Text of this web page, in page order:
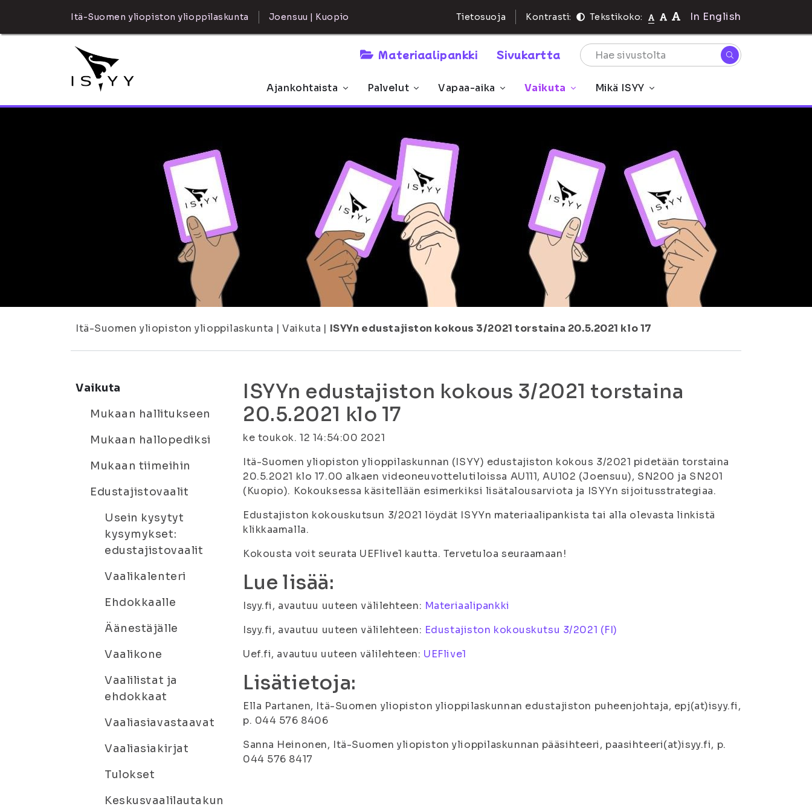
Itä-Suomen yliopiston ylioppilaskunta Joensuu | Kuopio Tietosuoja Kontrasti: Tekstikoko: In English
Materiaalipankki Sivukartta
Ajankohtaista Palvelut Vapaa-aika Vaikuta Mikä ISYY
Itä-Suomen yliopiston ylioppilaskunta | Vaikuta | ISYYn edustajiston kokous 3/2021 torstaina 20.5.2021 klo 17
Vaikuta
Mukaan hallitukseen
Mukaan hallopediksi
Mukaan tiimeihin
Edustajistovaalit
Usein kysytyt
kysymykset:
edustajistovaalit
Vaalikalenteri
Ehdokkaalle
Äänestäjälle
Vaalikone
Vaalilistat ja
ehdokkaat
Vaaliasiavastaavat
Vaaliasiakirjat
Tulokset
Keskusvaalilautakun
ISYYn edustajiston kokous 3/2021 torstaina
20.5.2021 klo 17
ke toukok. 12 14:54:00 2021
Itä-Suomen yliopiston ylioppilaskunnan (ISYY) edustajiston kokous 3/2021 pidetään torstaina
20.5.2021 klo 17.00 alkaen videoneuvottelutiloissa AU111, AU102 (Joensuu), SN200 ja SN201
(Kuopio). Kokouksessa käsitellään esimerkiksi lisätalousarviota ja ISYYn sijoitusstrategiaa.
Edustajiston kokouskutsun 3/2021 löydät ISYYn materiaalipankista tai alla olevasta linkistä
klikkaamalla.
Kokousta voit seurata UEFlive1 kautta. Tervetuloa seuraamaan!
Lue lisää:
Isyy.fi, avautuu uuteen välilehteen: Materiaalipankki
Isyy.fi, avautuu uuteen välilehteen: Edustajiston kokouskutsu 3/2021 (FI)
Uef.fi, avautuu uuteen välilehteen: UEFlive1
Lisätietoja:
Ella Partanen, Itä-Suomen yliopiston ylioppilaskunnan edustajiston puheenjohtaja, epj(at)isyy.fi,
p. 044 576 8406
Sanna Heinonen, Itä-Suomen yliopiston ylioppilaskunnan pääsihteeri, paasihteeri(at)isyy.fi, p.
044 576 8417